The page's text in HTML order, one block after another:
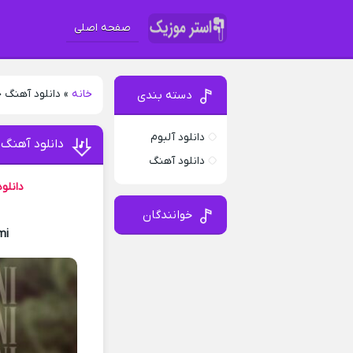
صفحه اصلی
خانه » دانلود
دانلود
دسته بندی
دانلود آلبوم
دانلود آهنگ
خوانندگان